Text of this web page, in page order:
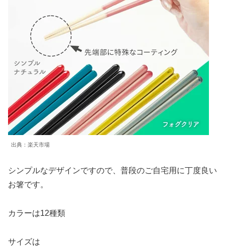
出典：楽天市場
シンプルなデザインですので、普段のご自宅用に丁度良い
お箸です。
カラーは12種類
サイズは